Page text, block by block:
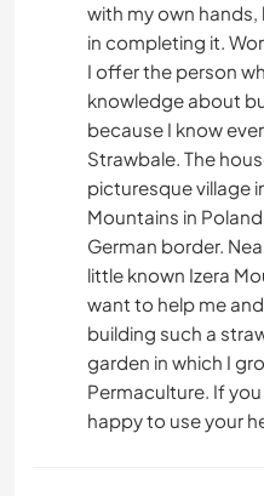
with my own
in completing it.
I offer the person
knowledge about
because I know
Strawbale. The
picturesque village
Mountains in
German border.
little known Izera
want to help me
building such a
garden in which I
Permaculture. If
happy to use your